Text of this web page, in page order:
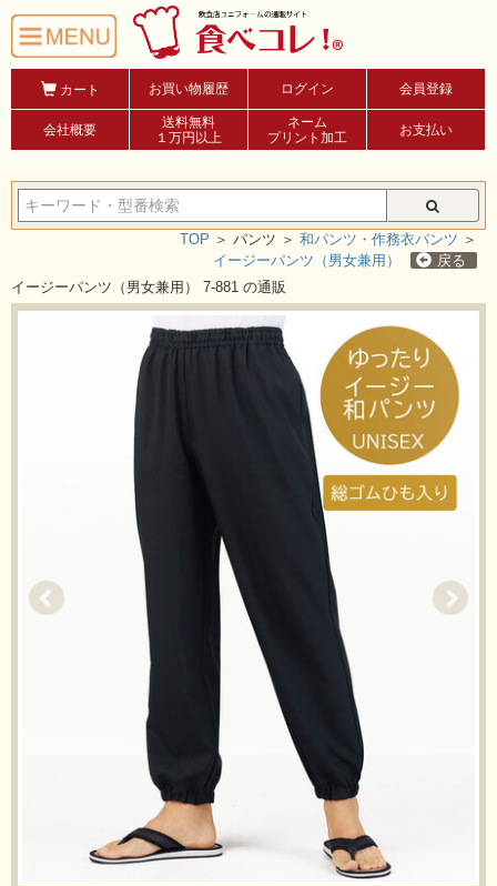
カート お買い物履歴 ログイン 会員登録
会社概要
送料無料
１万円以上
ネーム
プリント加工
お支払い
TOP ＞ パンツ ＞ 和パンツ・作務衣パンツ ＞
イージーパンツ（男女兼用）
戻る
イージーパンツ（男女兼用） 7-881 の通販